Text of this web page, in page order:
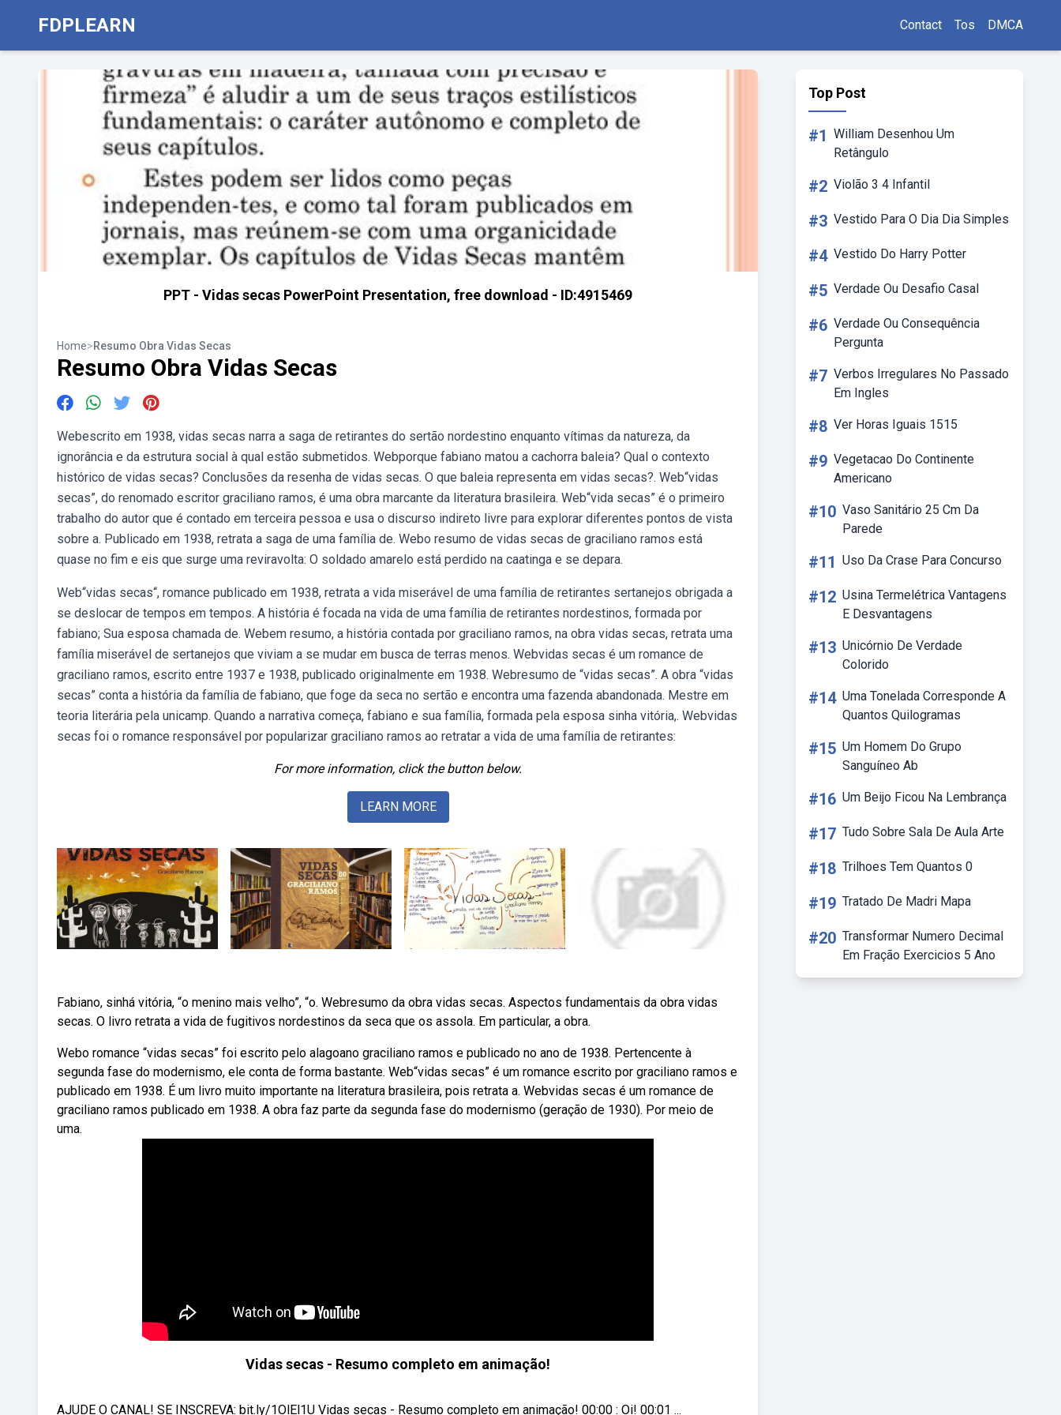
FDPLEARN Contact Tos DMCA
PPT - Vidas secas PowerPoint Presentation, free download - ID:4915469
Home>Resumo Obra Vidas Secas
Resumo Obra Vidas Secas
Webescrito em 1938, vidas secas narra a saga de retirantes do sertão nordestino enquanto vítimas da natureza, da
ignorância e da estrutura social à qual estão submetidos. Webporque fabiano matou a cachorra baleia? Qual o contexto
histórico de vidas secas? Conclusões da resenha de vidas secas. O que baleia representa em vidas secas?. Web“vidas
secas”, do renomado escritor graciliano ramos, é uma obra marcante da literatura brasileira. Web“vida secas” é o primeiro
trabalho do autor que é contado em terceira pessoa e usa o discurso indireto livre para explorar diferentes pontos de vista
sobre a. Publicado em 1938, retrata a saga de uma família de. Webo resumo de vidas secas de graciliano ramos está
quase no fim e eis que surge uma reviravolta: O soldado amarelo está perdido na caatinga e se depara.
Web“vidas secas“, romance publicado em 1938, retrata a vida miserável de uma família de retirantes sertanejos obrigada a
se deslocar de tempos em tempos. A história é focada na vida de uma família de retirantes nordestinos, formada por
fabiano; Sua esposa chamada de. Webem resumo, a história contada por graciliano ramos, na obra vidas secas, retrata uma
família miserável de sertanejos que viviam a se mudar em busca de terras menos. Webvidas secas é um romance de
graciliano ramos, escrito entre 1937 e 1938, publicado originalmente em 1938. Webresumo de “vidas secas”. A obra “vidas
secas” conta a história da família de fabiano, que foge da seca no sertão e encontra uma fazenda abandonada. Mestre em
teoria literária pela unicamp. Quando a narrativa começa, fabiano e sua família, formada pela esposa sinha vitória,. Webvidas
secas foi o romance responsável por popularizar graciliano ramos ao retratar a vida de uma família de retirantes:
For more information, click the button below.
LEARN MORE
Fabiano, sinhá vitória, “o menino mais velho”, “o. Webresumo da obra vidas secas. Aspectos fundamentais da obra vidas
secas. O livro retrata a vida de fugitivos nordestinos da seca que os assola. Em particular, a obra.
Webo romance “vidas secas” foi escrito pelo alagoano graciliano ramos e publicado no ano de 1938. Pertencente à
segunda fase do modernismo, ele conta de forma bastante. Web“vidas secas” é um romance escrito por graciliano ramos e
publicado em 1938. É um livro muito importante na literatura brasileira, pois retrata a. Webvidas secas é um romance de
graciliano ramos publicado em 1938. A obra faz parte da segunda fase do modernismo (geração de 1930). Por meio de
uma.
Vidas secas - Resumo completo em animação!
AJUDE O CANAL! SE INSCREVA: bit.ly/1OlEl1U Vidas secas - Resumo completo em animação! 00:00 : Oi! 00:01 ...
Top Post
#1 William Desenhou Um
Retângulo
#2 Violão 3 4 Infantil
#3 Vestido Para O Dia Dia Simples
#4 Vestido Do Harry Potter
#5 Verdade Ou Desafio Casal
#6 Verdade Ou Consequência
Pergunta
#7 Verbos Irregulares No Passado
Em Ingles
#8 Ver Horas Iguais 1515
#9 Vegetacao Do Continente
Americano
#10 Vaso Sanitário 25 Cm Da
Parede
#11 Uso Da Crase Para Concurso
#12 Usina Termelétrica Vantagens
E Desvantagens
#13 Unicórnio De Verdade
Colorido
#14 Uma Tonelada Corresponde A
Quantos Quilogramas
#15 Um Homem Do Grupo
Sanguíneo Ab
#16 Um Beijo Ficou Na Lembrança
#17 Tudo Sobre Sala De Aula Arte
#18 Trilhoes Tem Quantos 0
#19 Tratado De Madri Mapa
#20 Transformar Numero Decimal
Em Fração Exercicios 5 Ano